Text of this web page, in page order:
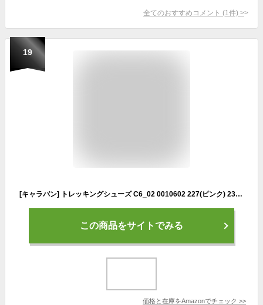
全てのおすすめコメント (1 件) >
19
[キャラバン] トレッキングシューズ C6_02 0010602 227(ピンク) 23 cm 2E
この商品をサイトでみる
価格と在庫をAmazonでチェック >>